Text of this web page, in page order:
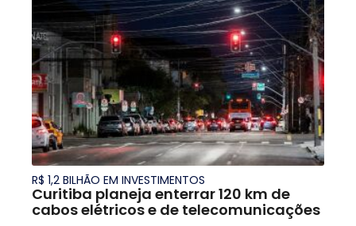
R$ 1,2 BILHÃO EM INVESTIMENTOS
Curitiba planeja enterrar 120 km de
cabos elétricos e de telecomunicações